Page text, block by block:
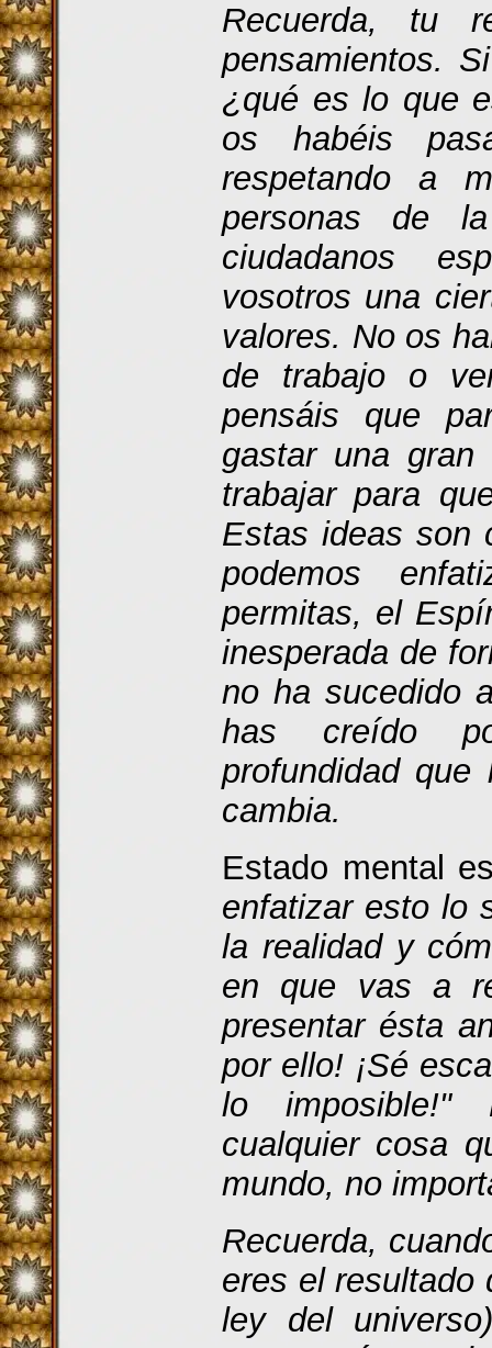
Recuerda, tu
pensamientos.
¿qué es lo que
os habéis
respetando a
personas de
ciudadanos
vosotros una
valores. No os
de trabajo o
pensáis que
gastar una
trabajar para
Estas ideas son
podemos
permitas, el
inesperada de
no ha sucedido
has creído
profundidad
cambia.
Estado mental
enfatizar esto lo
la realidad y
en que vas a
presentar ésta
por ello! ¡Sé
lo imposible!"
cualquier cosa
mundo, no
Recuerda,
eres el resultado
ley del